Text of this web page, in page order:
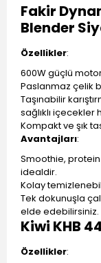
Fakir
Blender
Özellikler:
600W güçlü motor
Paslanmaz çelik
Taşınabilir
sağlıklı içecekler
Kompakt ve şık
Avantajları:
Smoothie,
idealdir.
Kolay
Tek dokunuşla
elde edebilirsiniz.
Kiwi KHB
Özellikler: